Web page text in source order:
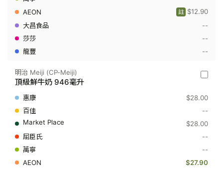
236
升
$12.90
註
--
--
--
明
Meiji
(CP-
Meiji)
頂
牛
946
明治 Meiji (CP-Meiji)
頂級鮮牛奶 946毫升
$28.00
--
$28.00
--
--
$27.90